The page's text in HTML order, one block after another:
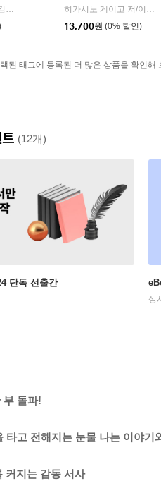
프리드리히 니체 저/김철 편역
히가시노 게이고 저/이선희 역
13,700원 (0% 할인)
된 태그에 등록된 더 많은 상품을 확인해
(12개)
단독 선출간
상
부 돌파!
타고 전해지는 눈물 나는 이야기
커지는 감동 서사